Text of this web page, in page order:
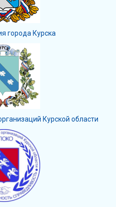
города Курска
Курской области